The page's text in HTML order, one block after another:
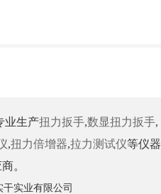
业生产扭力扳手,数显扭力扳手,
,扭力倍增器,拉力测试仪等仪器
。
实业有限公司